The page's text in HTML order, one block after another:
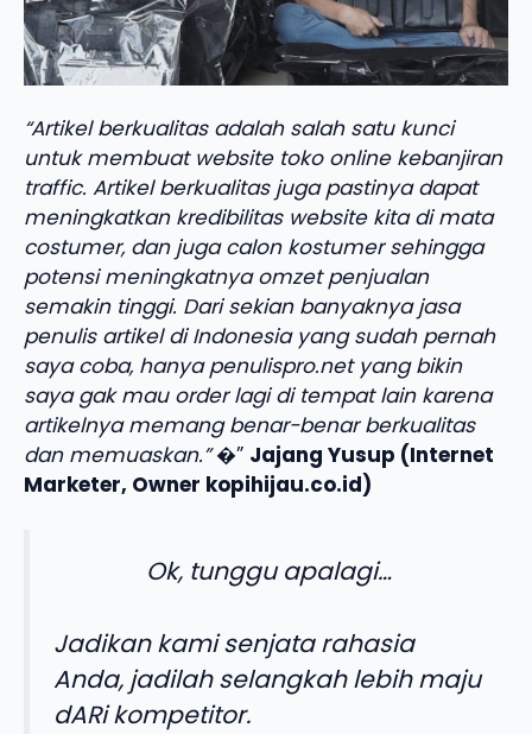
“Artikel berkualitas adalah salah satu kunci
untuk membuat website toko online kebanjiran
traffic. Artikel berkualitas juga pastinya dapat
meningkatkan kredibilitas website kita di mata
costumer, dan juga calon kostumer sehingga
potensi meningkatnya omzet penjualan
semakin tinggi. Dari sekian banyaknya jasa
penulis artikel di Indonesia yang sudah pernah
saya coba, hanya penulispro.net yang bikin
saya gak mau order lagi di tempat lain karena
artikelnya memang benar-benar berkualitas
dan memuaskan.”�” Jajang Yusup (Internet
Marketer, Owner kopihijau.co.id)
Ok, tunggu apalagi…
Jadikan kami senjata rahasia
Anda, jadilah selangkah lebih maju
dARi kompetitor.